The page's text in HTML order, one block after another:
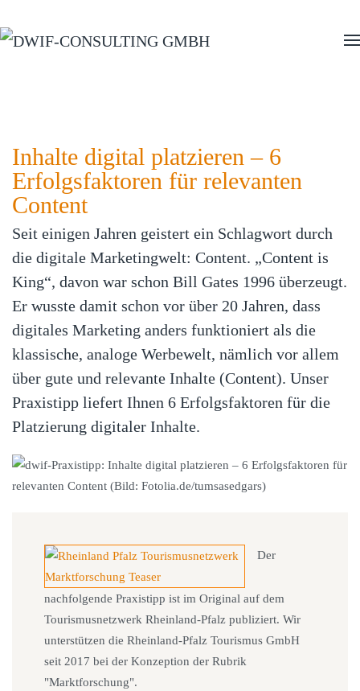
Zum Hauptinhalt springen
Inhalte digital platzieren – 6
Erfolgsfaktoren für relevanten
Content
Seit einigen Jahren geistert ein Schlagwort durch
die digitale Marketingwelt: Content. „Content is
King“, davon war schon Bill Gates 1996 überzeugt.
Er wusste damit schon vor über 20 Jahren, dass
digitales Marketing anders funktioniert als die
klassische, analoge Werbewelt, nämlich vor allem
über gute und relevante Inhalte (Content). Unser
Praxistipp liefert Ihnen 6 Erfolgsfaktoren für die
Platzierung digitaler Inhalte.
Der
nachfolgende Praxistipp ist im Original auf dem
Tourismusnetzwerk Rheinland-Pfalz publiziert. Wir
unterstützen die Rheinland-Pfalz Tourismus GmbH
seit 2017 bei der Konzeption der Rubrik
"Marktforschung".